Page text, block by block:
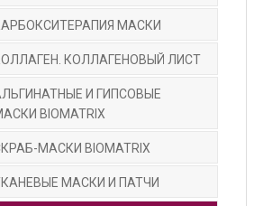
МАСКИ
КОЛЛАГЕНОВЫЙ ЛИСТ
И ГИПСОВЫЕ
BIOMATRIX
МАСКИ BIOMATRIX
МАСКИ И ПАТЧИ